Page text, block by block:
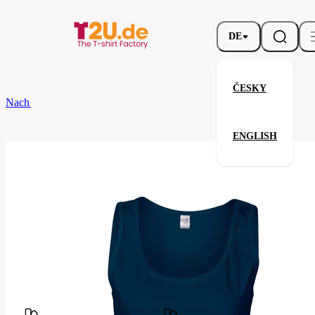
DE
ČESKY
ENGLISH
Nach dem Brand
Parameter
GL64200-
032
Verwandte Produkte
Ihre Zufriedenheit ist unsere Priorität.